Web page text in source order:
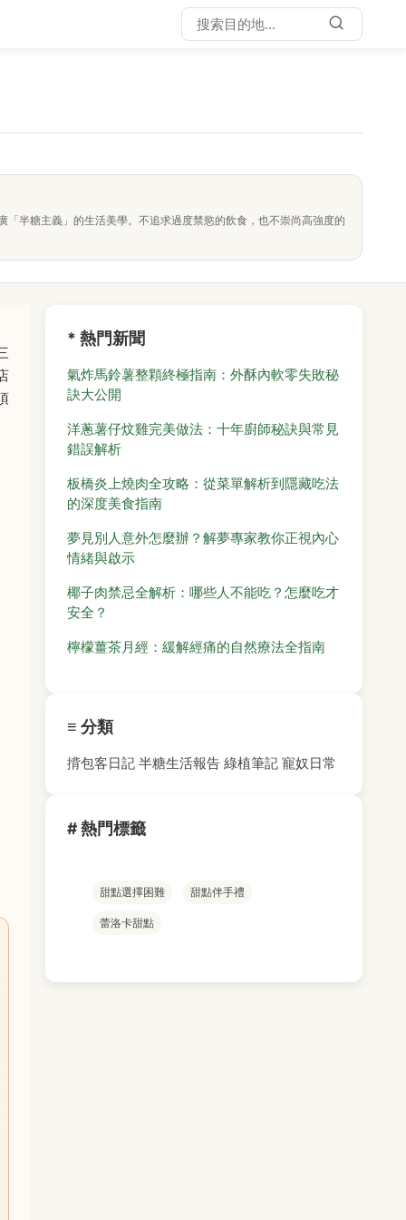
半糖主義」的生活美學。不追求過度禁慾的飲食，也不崇尚高強度的
* 熱門新聞
氣炸馬鈴薯整顆終極指南：外酥內軟零失敗秘
訣大公開
洋蔥薯仔炆雞完美做法：十年廚師秘訣與常見
錯誤解析
板橋炎上燒肉全攻略：從菜單解析到隱藏吃法
的深度美食指南
夢見別人意外怎麼辦？解夢專家教你正視內心
情緒與啟示
椰子肉禁忌全解析：哪些人不能吃？怎麼吃才
安全？
檸檬薑茶月經：緩解經痛的自然療法全指南
≡ 分類
揹包客日記 半糖生活報告 綠植筆記 寵奴日常
# 熱門標籤
甜點選擇困難 甜點伴手禮
蕾洛卡甜點